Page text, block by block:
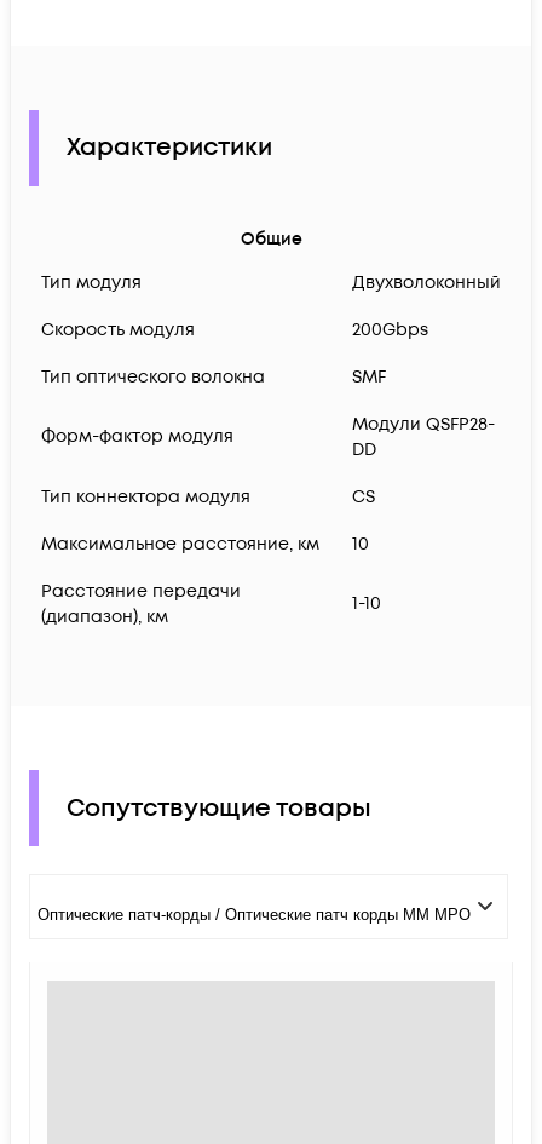
Характеристики
Общие
Тип модуля
Двухволоконный
Скорость модуля 200Gbps
Тип оптического волокна SMF
Форм-фактор модуля
Модули QSFP28-
DD
Тип коннектора модуля CS
Максимальное расстояние, км 10
Расстояние передачи
(диапазон), км
1-10
Сопутствующие товары
Оптические патч-корды / Оптические патч корды MM MPO